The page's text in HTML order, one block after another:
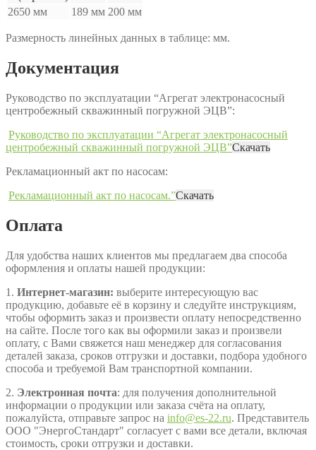
2650 мм
189 мм 200 мм
Размерность линейных данных в таблице: мм.
Документация
Руководство по эксплуатации “Агрегат электронасосный
центробежный скважинный погружной ЭЦВ”:
Руководство по эксплуатации “Агрегат электронасосный
центробежный скважинный погружной ЭЦВ”Скачать
Рекламационный акт по насосам:
Рекламационный акт по насосам.”Скачать
Оплата
Для удобства наших клиентов мы предлагаем два способа
оформления и оплаты нашей продукции:
1. Интернет-магазин: выберите интересующую вас
продукцию, добавьте её в корзину и следуйте инструкциям,
чтобы оформить заказ и произвести оплату непосредственно
на сайте. После того как вы оформили заказ и произвели
оплату, с Вами свяжется наш менеджер для согласования
деталей заказа, сроков отгрузки и доставки, подбора удобного
способа и требуемой Вам транспортной компании.
2. Электронная почта: для получения дополнительной
информации о продукции или заказа счёта на оплату,
пожалуйста, отправьте запрос на info@es-22.ru. Представитель
ООО "ЭнергоСтандарт" согласует с вами все детали, включая
стоимость, сроки отгрузки и доставки.